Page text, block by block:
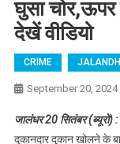
घुसा
देखें वीडियो
CRIME
September 20, 2024
जालंधर 20 सितंबर (ब्यूरो) :
दुकानदार दुकान खोलने के